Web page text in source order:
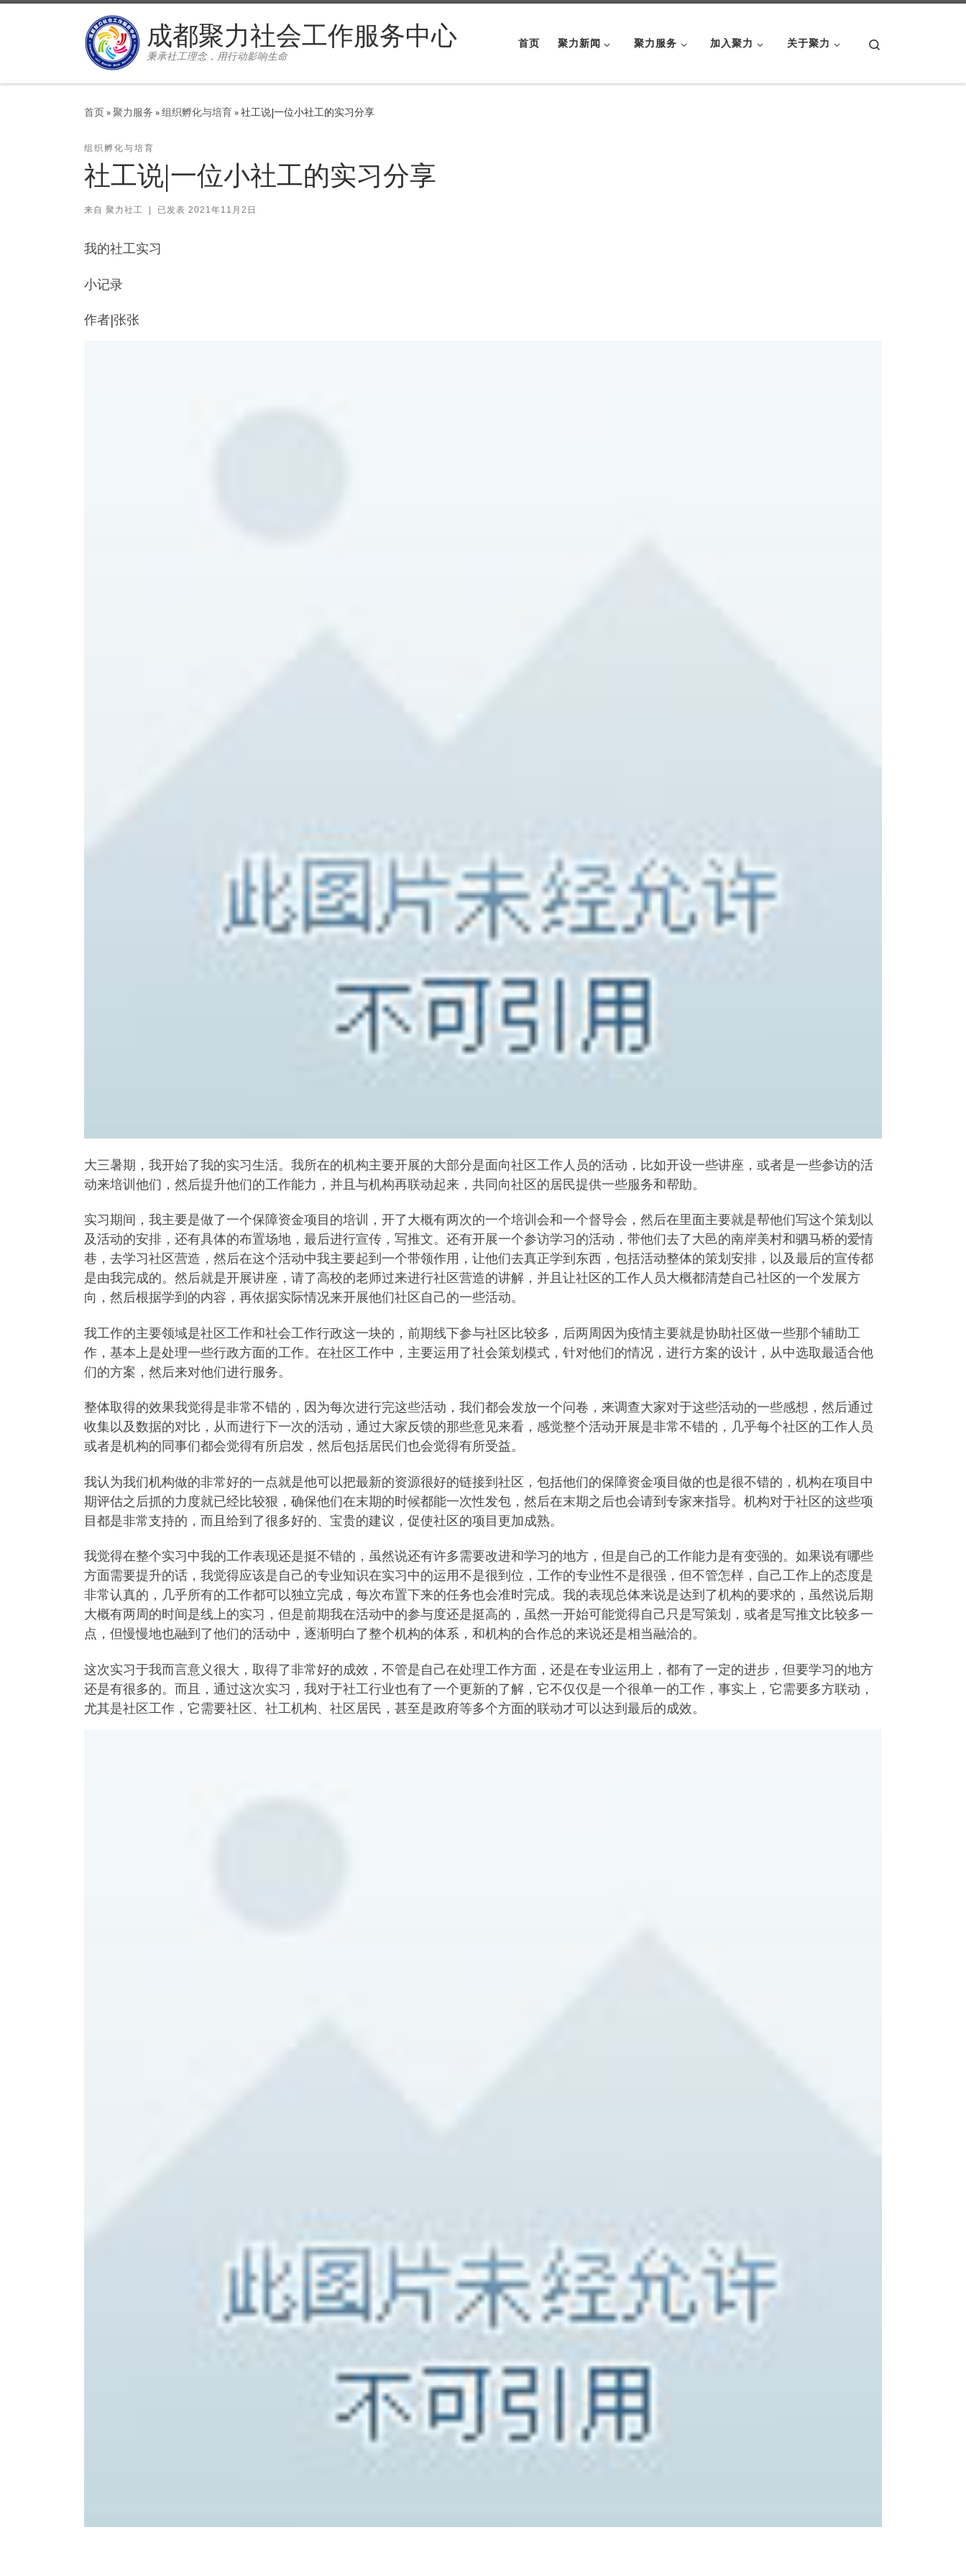
成都聚力社会工作服务中心
秉承社工理念，用行动影响生命
首页 聚力新闻 聚力服务 加入聚力 关于聚力
首页»聚力服务 »组织孵化与培育»社工说|一位小社工的实习分享
组织孵化与培育
社工说|一位小社工的实习分享
来自 聚力社工 已发表 2021年11月2日
我的社工实习
小记录
作者|张张
大三暑期，我开始了我的实习生活。我所在的机构主要开展的大部分是面向社区工作人员的活动，比如开设一些讲座，或者是一些参访的活
动来培训他们，然后提升他们的工作能力，并且与机构再联动起来，共同向社区的居民提供一些服务和帮助。
实习期间，我主要是做了一个保障资金项目的培训，开了大概有两次的一个培训会和一个督导会，然后在里面主要就是帮他们写这个策划以
及活动的安排，还有具体的布置场地，最后进行宣传，写推文。还有开展一个参访学习的活动，带他们去了大邑的南岸美村和驷马桥的爱情
巷，去学习社区营造，然后在这个活动中我主要起到一个带领作用，让他们去真正学到东西，包括活动整体的策划安排，以及最后的宣传都
是由我完成的。然后就是开展讲座，请了高校的老师过来进行社区营造的讲解，并且让社区的工作人员大概都清楚自己社区的一个发展方
向，然后根据学到的内容，再依据实际情况来开展他们社区自己的一些活动。
我工作的主要领域是社区工作和社会工作行政这一块的，前期线下参与社区比较多，后两周因为疫情主要就是协助社区做一些那个辅助工
作，基本上是处理一些行政方面的工作。在社区工作中，主要运用了社会策划模式，针对他们的情况，进行方案的设计，从中选取最适合他
们的方案，然后来对他们进行服务。
整体取得的效果我觉得是非常不错的，因为每次进行完这些活动，我们都会发放一个问卷，来调查大家对于这些活动的一些感想，然后通过
收集以及数据的对比，从而进行下一次的活动，通过大家反馈的那些意见来看，感觉整个活动开展是非常不错的，几乎每个社区的工作人员
或者是机构的同事们都会觉得有所启发，然后包括居民们也会觉得有所受益。
我认为我们机构做的非常好的一点就是他可以把最新的资源很好的链接到社区，包括他们的保障资金项目做的也是很不错的，机构在项目中
期评估之后抓的力度就已经比较狠，确保他们在末期的时候都能一次性发包，然后在末期之后也会请到专家来指导。机构对于社区的这些项
目都是非常支持的，而且给到了很多好的、宝贵的建议，促使社区的项目更加成熟。
我觉得在整个实习中我的工作表现还是挺不错的，虽然说还有许多需要改进和学习的地方，但是自己的工作能力是有变强的。如果说有哪些
方面需要提升的话，我觉得应该是自己的专业知识在实习中的运用不是很到位，工作的专业性不是很强，但不管怎样，自己工作上的态度是
非常认真的，几乎所有的工作都可以独立完成，每次布置下来的任务也会准时完成。我的表现总体来说是达到了机构的要求的，虽然说后期
大概有两周的时间是线上的实习，但是前期我在活动中的参与度还是挺高的，虽然一开始可能觉得自己只是写策划，或者是写推文比较多一
点，但慢慢地也融到了他们的活动中，逐渐明白了整个机构的体系，和机构的合作总的来说还是相当融洽的。
这次实习于我而言意义很大，取得了非常好的成效，不管是自己在处理工作方面，还是在专业运用上，都有了一定的进步，但要学习的地方
还是有很多的。而且，通过这次实习，我对于社工行业也有了一个更新的了解，它不仅仅是一个很单一的工作，事实上，它需要多方联动，
尤其是社区工作，它需要社区、社工机构、社区居民，甚至是政府等多个方面的联动才可以达到最后的成效。